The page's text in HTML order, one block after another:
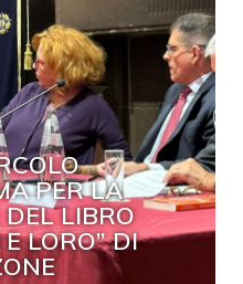
PER LA
DEL LIBRO
LORO” DI